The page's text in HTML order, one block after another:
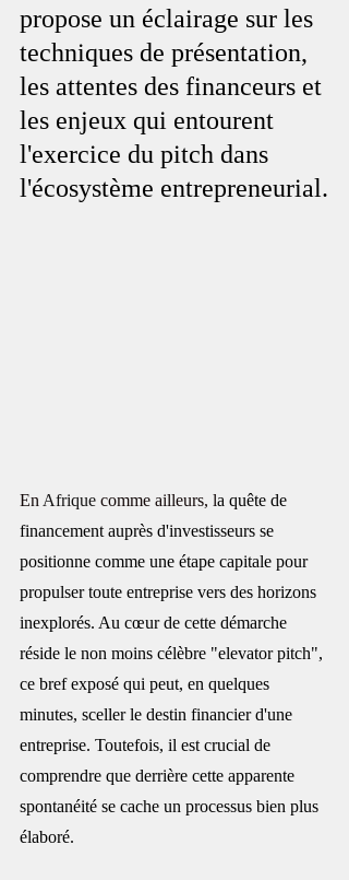
propose un éclairage sur les
techniques de présentation,
les attentes des financeurs et
les enjeux qui entourent
l'exercice du pitch dans
l'écosystème entrepreneurial.
En Afrique comme ailleurs, la quête de
financement auprès d'investisseurs se
positionne comme une étape capitale pour
propulser toute entreprise vers des horizons
inexplorés. Au cœur de cette démarche
réside le non moins célèbre "elevator pitch",
ce bref exposé qui peut, en quelques
minutes, sceller le destin financier d'une
entreprise. Toutefois, il est crucial de
comprendre que derrière cette apparente
spontanéité se cache un processus bien plus
élaboré.